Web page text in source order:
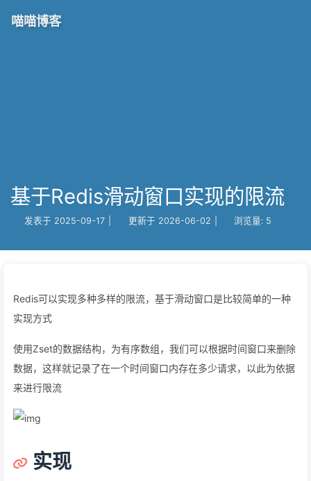
喵喵博客
基于Redis滑动窗口实现的限流
发表于 2025-09-17 更新于 2026-06-02 浏览量: 5
Redis可以实现多种多样的限流，基于滑动窗口是比较简单的一种
实现方式
使用Zset的数据结构，为有序数组，我们可以根据时间窗口来删除
数据，这样就记录了在一个时间窗口内存在多少请求，以此为依据
来进行限流
实现